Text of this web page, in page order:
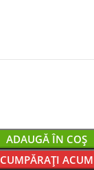
ADAUGĂ ÎN COȘ
CUMPĂRAȚI ACUM